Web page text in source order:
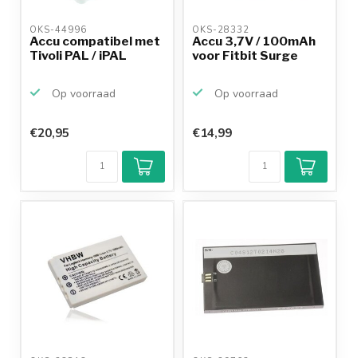
OKS-44996
Accu compatibel met
Tivoli PAL / iPAL
Op voorraad
€20,95
OKS-28332
Accu 3,7V / 100mAh
voor Fitbit Surge
Op voorraad
€14,99